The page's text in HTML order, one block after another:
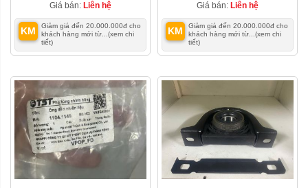
Giá bán: Liên hệ
KM
Giảm giá đến 20.000.000đ cho
khách hàng mới từ... (xem chi
tiết)
Giá bán: Liên hệ
KM
Giảm giá đến 20.000.000đ cho
khách hàng mới từ... (xem chi
tiết)